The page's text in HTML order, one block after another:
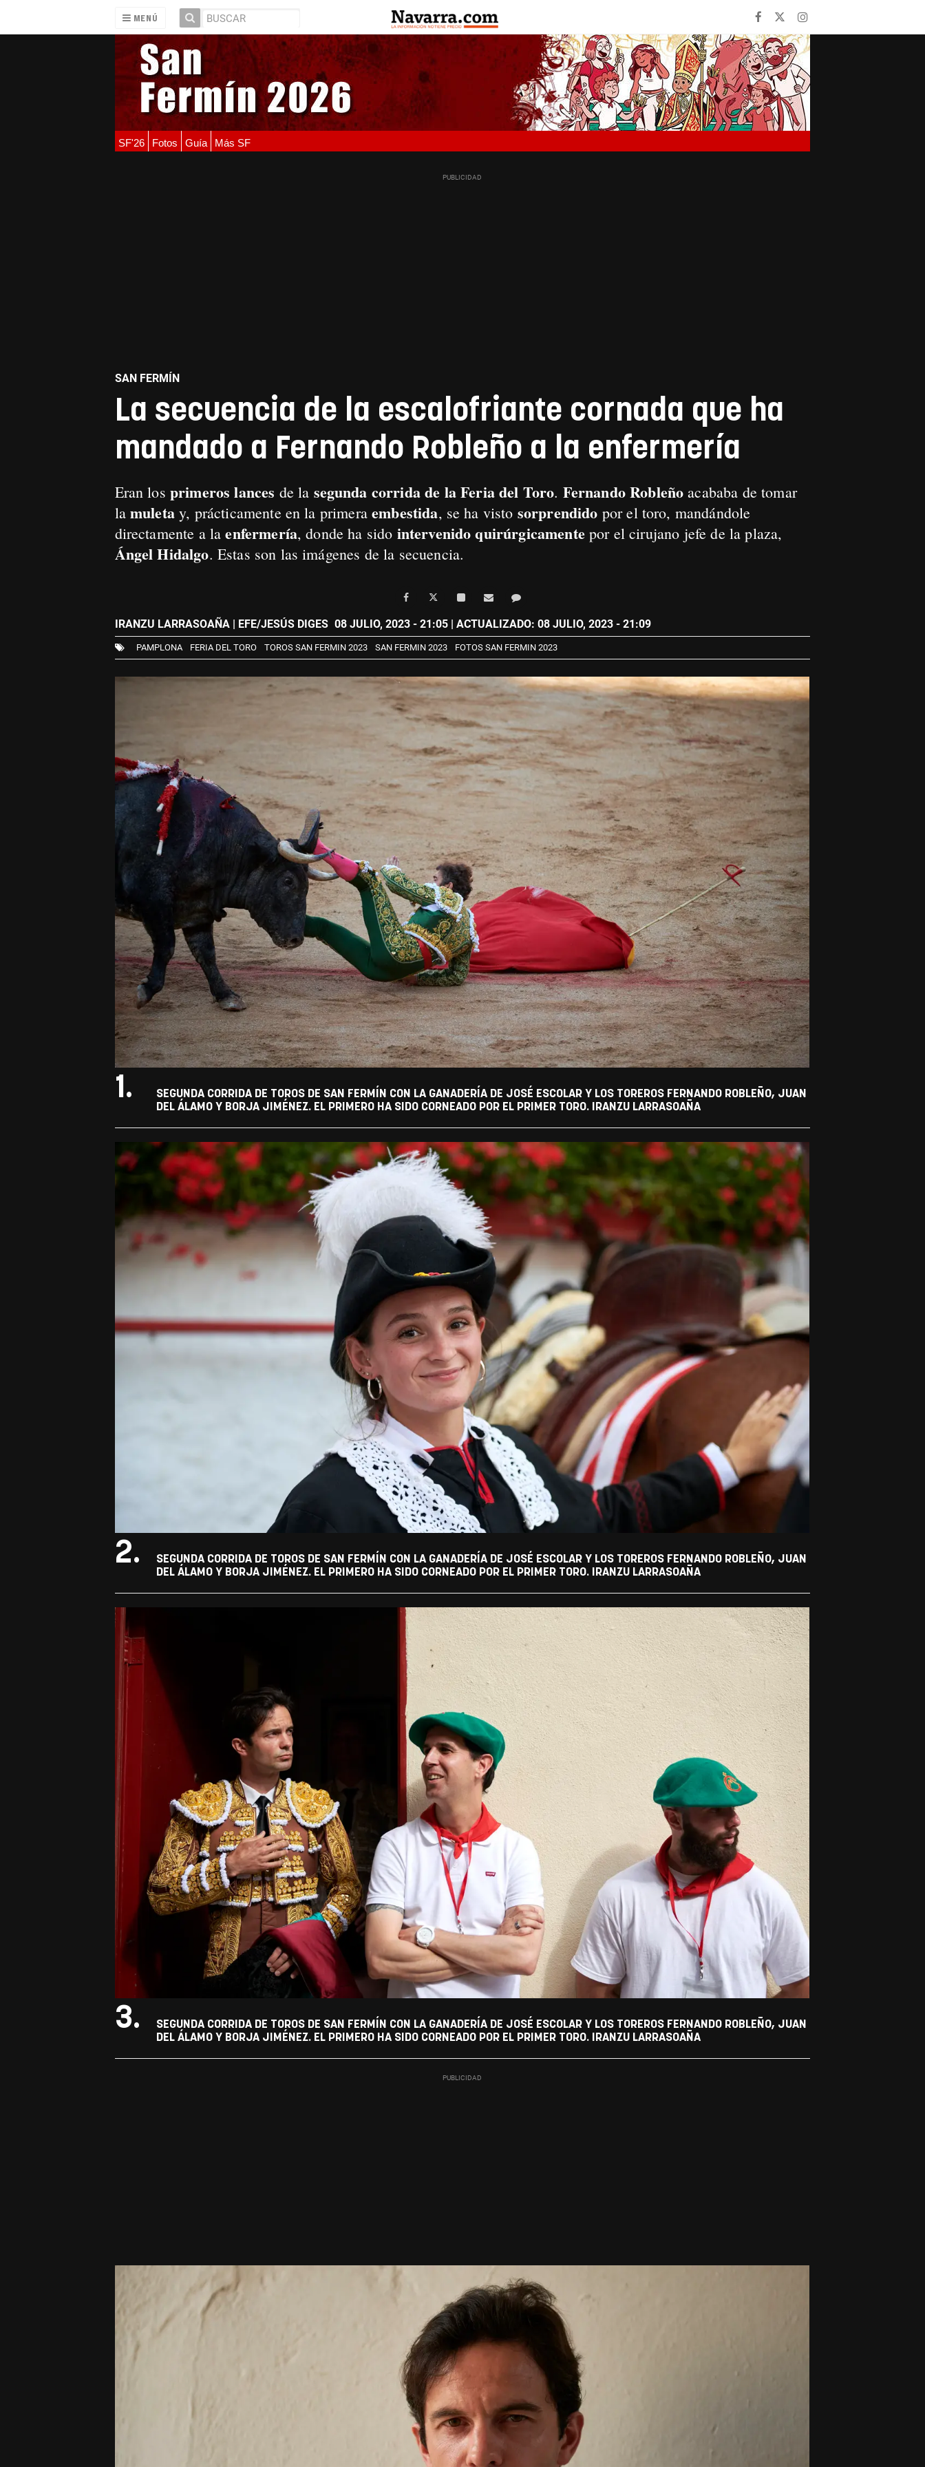
MENÚ
SF'26 Fotos Guía Más SF
SAN FERMÍN
La secuencia de la escalofriante cornada que ha
mandado a Fernando Robleño a la enfermería
Eran los primeros lances de la segunda corrida de la Feria del Toro. Fernando Robleño acababa de tomar
la muletay, prácticamente en la primeraembestida, se ha visto sorprendido por el toro, mandándole
directamente a laenfermería, donde ha sido intervenido quirúrgicamentepor el cirujano jefe de la plaza,
Ángel Hidalgo. Estas son las imágenes de la secuencia.
IRANZU LARRASOAÑA | EFE/JESÚS DIGES 08 JULIO, 2023 - 21:05| ACTUALIZADO: 08 JULIO, 2023 - 21:09
PAMPLONA FERIA DEL TORO TOROS SAN FERMIN 2023 SAN FERMIN 2023 FOTOS SAN FERMIN 2023
1.
SEGUNDA CORRIDA DE TOROS DE SAN FERMÍN CON LA GANADERÍA DE JOSÉ ESCOLAR Y LOS TOREROS FERNANDO ROBLEÑO, JUAN
DEL ÁLAMO Y BORJA JIMÉNEZ. EL PRIMERO HA SIDO CORNEADO POR EL PRIMER TORO. IRANZU LARRASOAÑA
2.
SEGUNDA CORRIDA DE TOROS DE SAN FERMÍN CON LA GANADERÍA DE JOSÉ ESCOLAR Y LOS TOREROS FERNANDO ROBLEÑO, JUAN
DEL ÁLAMO Y BORJA JIMÉNEZ. EL PRIMERO HA SIDO CORNEADO POR EL PRIMER TORO. IRANZU LARRASOAÑA
3.
SEGUNDA CORRIDA DE TOROS DE SAN FERMÍN CON LA GANADERÍA DE JOSÉ ESCOLAR Y LOS TOREROS FERNANDO ROBLEÑO, JUAN
DEL ÁLAMO Y BORJA JIMÉNEZ. EL PRIMERO HA SIDO CORNEADO POR EL PRIMER TORO. IRANZU LARRASOAÑA